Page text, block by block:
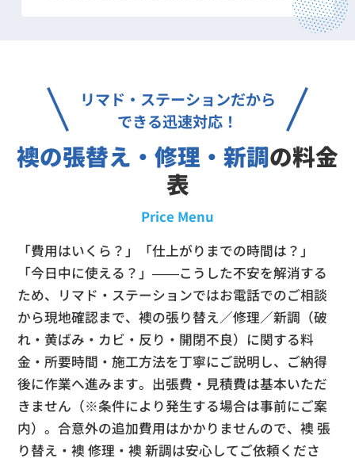
リマド・ステーションだから
できる迅速対応！
襖の張替え・修理・新調の料金
表
Price Menu
「費用はいくら？」「仕上がりまでの時間は？」
「今日中に使える？」——こうした不安を解消する
ため、リマド・ステーションではお電話でのご相談
から現地確認まで、襖の張り替え／修理／新調（破
れ・黄ばみ・カビ・反り・開閉不良）に関する料
金・所要時間・施工方法を丁寧にご説明し、ご納得
後に作業へ進みます。出張費・見積費は基本いただ
きません（※条件により発生する場合は事前にご案
内）。合意外の追加費用はかかりませんので、襖 張
り替え・襖 修理・襖 新調は安心してご依頼くださ